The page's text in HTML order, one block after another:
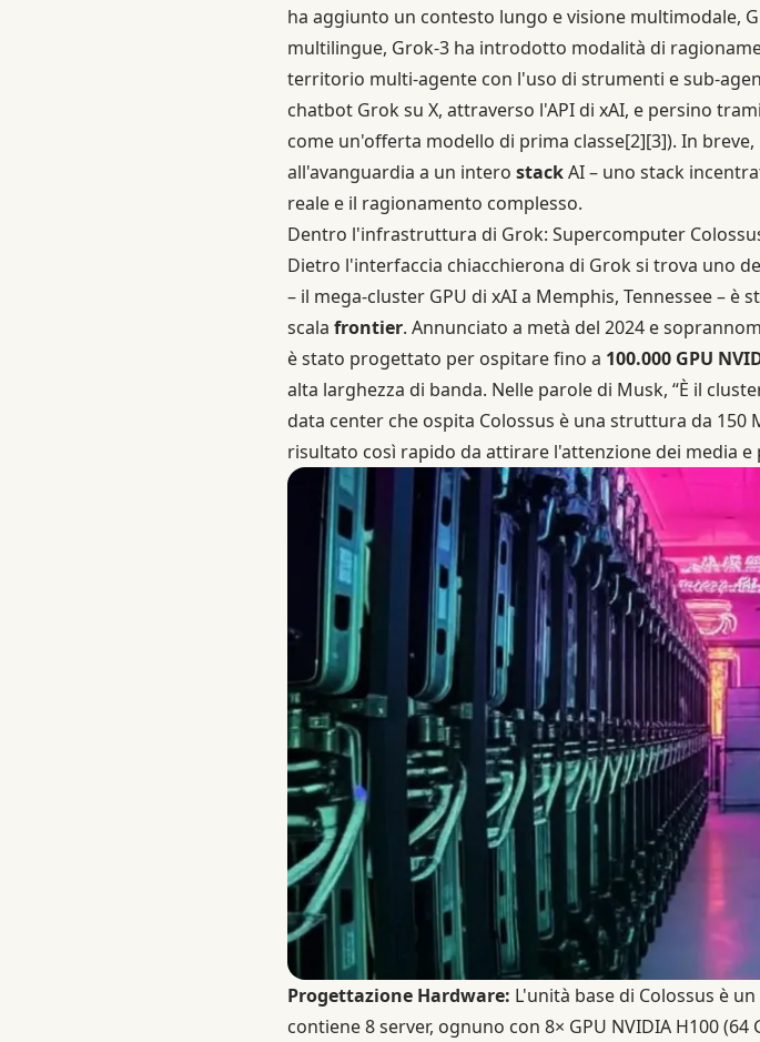
ha aggiunto un contesto lungo e visione multimodale,
multilingue, Grok-3 ha introdotto modalità di
territorio multi-agente con l'uso di strumenti e sub-
chatbot Grok su X, attraverso l'API di xAI, e persino
come un'offerta modello di prima classe[2][3]). In
all'avanguardia a un intero stackAI – uno stack
reale e il ragionamento complesso.
Dentro l'infrastruttura di Grok: Supercomputer Colossus
Dietro l'interfaccia chiacchierona di Grok si trova uno
– il mega-cluster GPU di xAI a Memphis, Tennessee –
scala frontier. Annunciato a metà del 2024 e
è stato progettato per ospitare fino a 100.000 GPU
alta larghezza di banda. Nelle parole di Musk, “È il
data center che ospita Colossus è una struttura da 150
risultato così rapido da attirare l'attenzione dei media
Progettazione Hardware: L'unità base di Colossus è
contiene 8 server, ognuno con 8× GPU NVIDIA H100